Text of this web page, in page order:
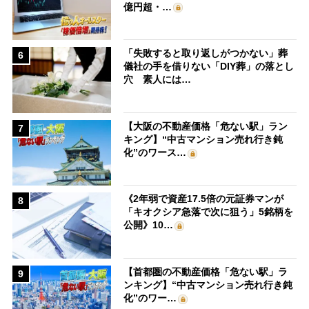
億円超・…
6
「失敗すると取り返しがつかない」葬
儀社の手を借りない「DIY葬」の落とし
穴 素人には…
7
【大阪の不動産価格「危ない駅」ラン
キング】“中古マンション売れ行き鈍
化”のワース…
8
《2年弱で資産17.5倍の元証券マンが
「キオクシア急落で次に狙う」5銘柄を
公開》10…
9
【首都圏の不動産価格「危ない駅」ラ
ンキング】“中古マンション売れ行き鈍
化”のワー…